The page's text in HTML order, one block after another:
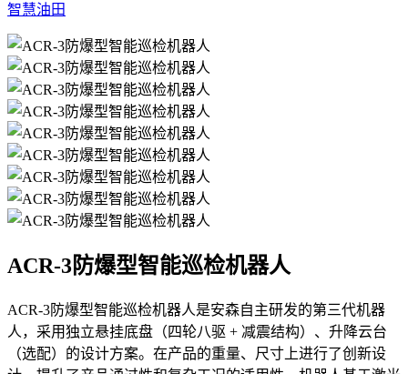
智慧油田
ACR-3防爆型智能巡检机器人
ACR-3防爆型智能巡检机器人是安森自主研发的第三代机器
人，采用独立悬挂底盘（四轮八驱 + 减震结构）、升降云台
（选配）的设计方案。在产品的重量、尺寸上进行了创新设